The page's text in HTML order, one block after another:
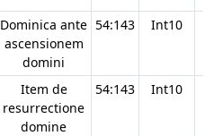
Dominica ante
ascensionem
domini
54:143 Int10
Item de
resurrectione
domine
54:143 Int10